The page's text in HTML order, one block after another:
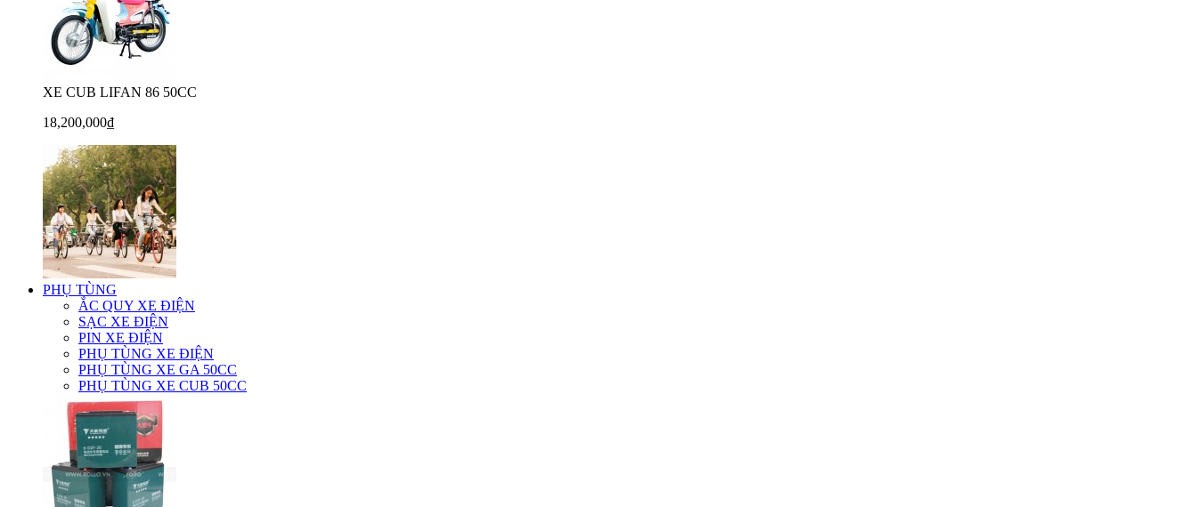
XE CUB LIFAN 86 50CC
18,200,000₫
PHỤ TÙNG
ẮC QUY XE ĐIỆN
SẠC XE ĐIỆN
PIN XE ĐIỆN
PHỤ TÙNG XE ĐIỆN
PHỤ TÙNG XE GA 50CC
PHỤ TÙNG XE CUB 50CC